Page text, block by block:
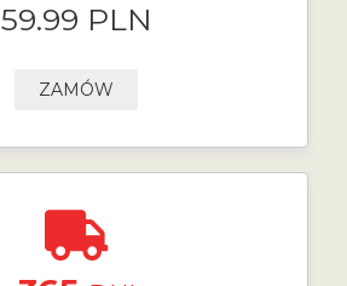
59.99 PLN
ZAMÓW